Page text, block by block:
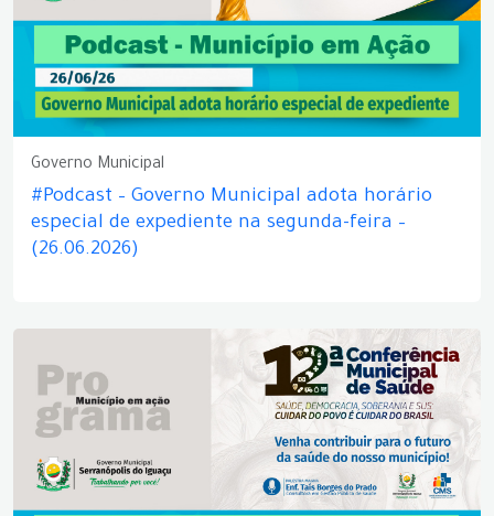
Governo Municipal
#Podcast – Governo Municipal adota horário
especial de expediente na segunda-feira –
(26.06.2026)